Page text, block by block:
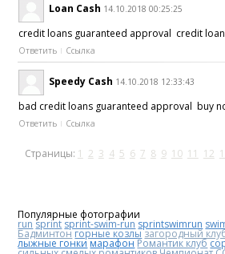
Loan Cash 14.10.2018 00:25:25
credit loans guaranteed approval credit
Ответить Ссылка
Speedy Cash 14.10.2018 12:33:43
bad credit loans guaranteed approval buy
Ответить Ссылка
Страницы: 1 2 3 4 5 6 7 8 9 10 11 12
Популярные фотографии
run sprint sprint-swim-run sprintswimrun
Бадминтонгорные козлы загородный
лыжные гонки марафонРомантик клуб